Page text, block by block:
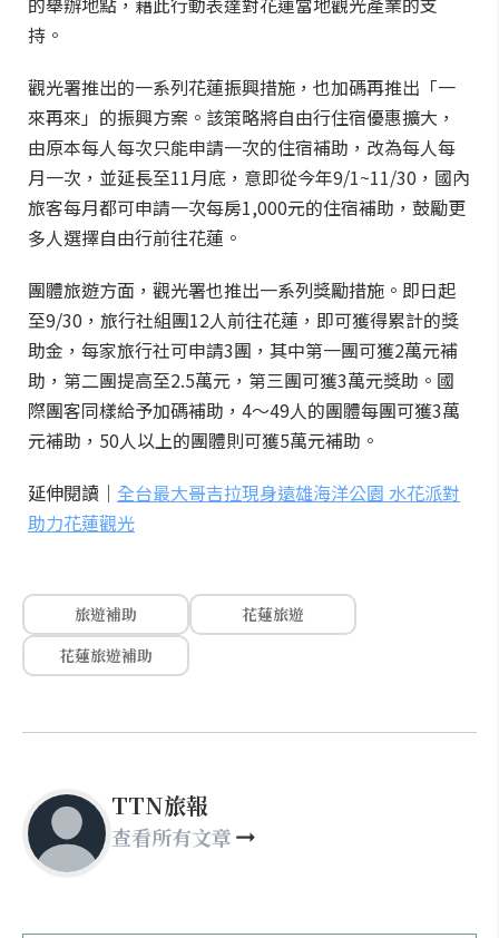
持。
觀光署推出的一系列花蓮振興措施，也加碼再推出「一
來再來」的振興方案。該策略將自由行住宿優惠擴大，
由原本每人每次只能申請一次的住宿補助，改為每人每
月一次，並延長至11月底，意即從今年9/1~11/30，國內
旅客每月都可申請一次每房1,000元的住宿補助，鼓勵更
多人選擇自由行前往花蓮。
團體旅遊方面，觀光署也推出一系列獎勵措施。即日起
至9/30，旅行社組團12人前往花蓮，即可獲得累計的獎
助金，每家旅行社可申請3團，其中第一團可獲2萬元補
助，第二團提高至2.5萬元，第三團可獲3萬元獎助。國
際團客同樣給予加碼補助，4～49人的團體每團可獲3萬
元補助，50人以上的團體則可獲5萬元補助。
延伸閱讀｜ 全台最大哥吉拉現身遠雄海洋公園 水花派對
助力花蓮觀光
旅遊補助
花蓮旅遊
花蓮旅遊補助
TTN旅報
查看所有文章